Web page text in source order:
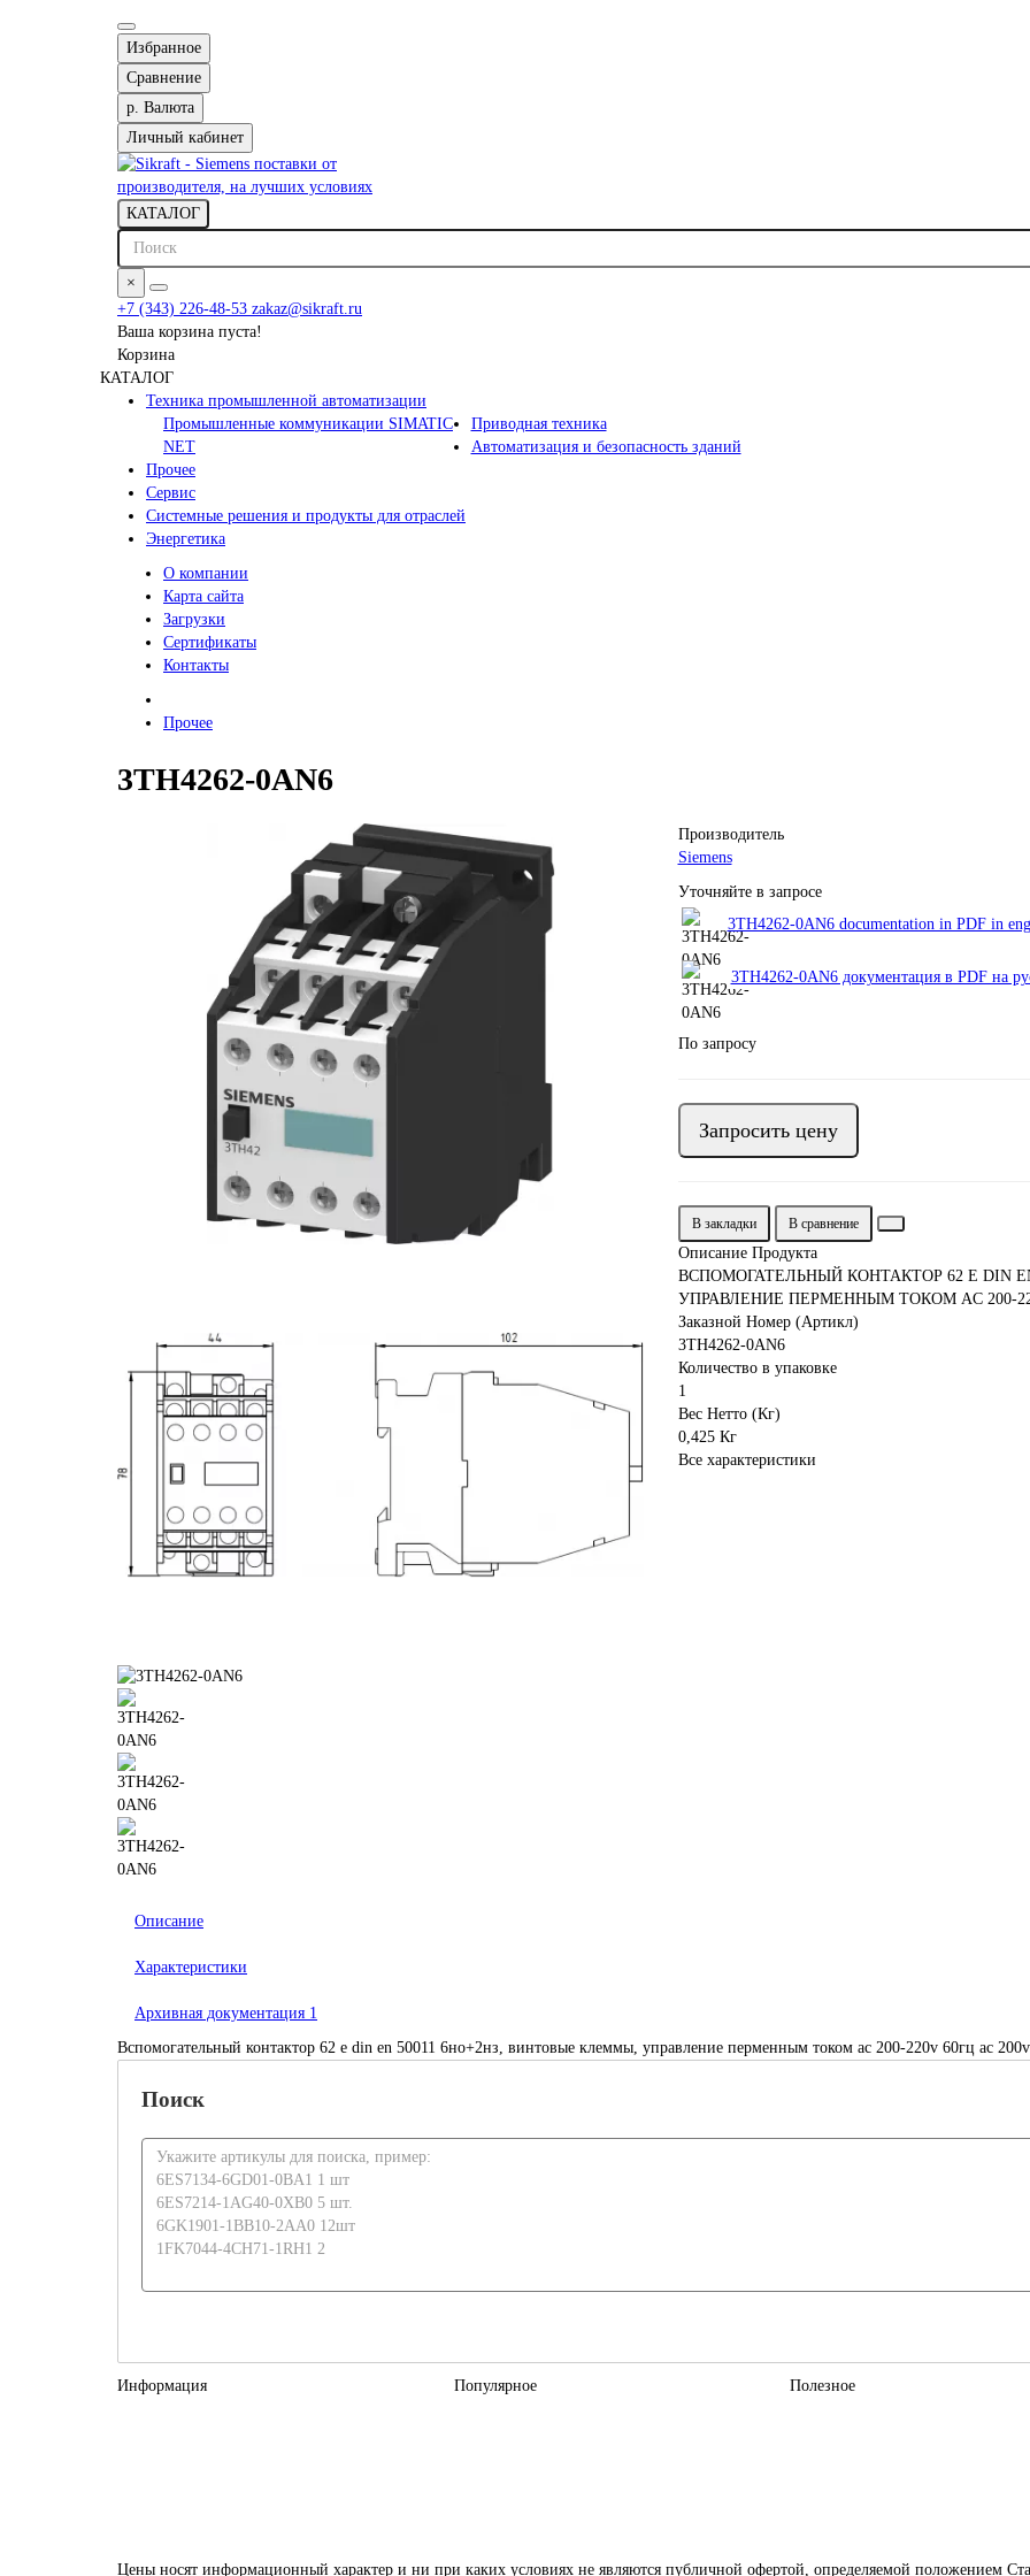
Избранное
Сравнение
р. Валюта
Личный кабинет
КАТАЛОГ
×
+7 (343) 226-48-53 zakaz@sikraft.ru
Ваша корзина пуста!
Корзина
КАТАЛОГ
Техника промышленной автоматизации
Промышленные коммуникации SIMATIC
NET
Приводная техника
Автоматизация и безопасность зданий
Прочее
Сервис
Системные решения и продукты для отраслей
Энергетика
О компании
Карта сайта
Загрузки
Сертификаты
Контакты
Прочее
3TH4262-0AN6
Производитель
Siemens
Уточняйте в запросе
3TH4262-0AN6 documentation in PDF in
3TH4262-0AN6 документация в PDF на
По запросу
Запросить цену
В закладки В сравнение
Описание Продукта
ВСПОМОГАТЕЛЬНЫЙ КОНТАКТОР 62 E DIN
УПРАВЛЕНИЕ ПЕРМЕННЫМ ТОКОМ AC 200-
Заказной Номер (Артикл)
3TH4262-0AN6
Количество в упаковке
1
Вес Нетто (Кг)
0,425 Кг
Все характеристики
Описание
Характеристики
Архивная документация 1
Вспомогательный контактор 62 e din en 50011 6нo+2нз, винтовые клеммы, управление перменным током ac 200-220v 60гц ac
Поиск
Информация Популярное Полезное
Цены носят информационный характер и ни при каких условиях не являются публичной офертой, определяемой положением